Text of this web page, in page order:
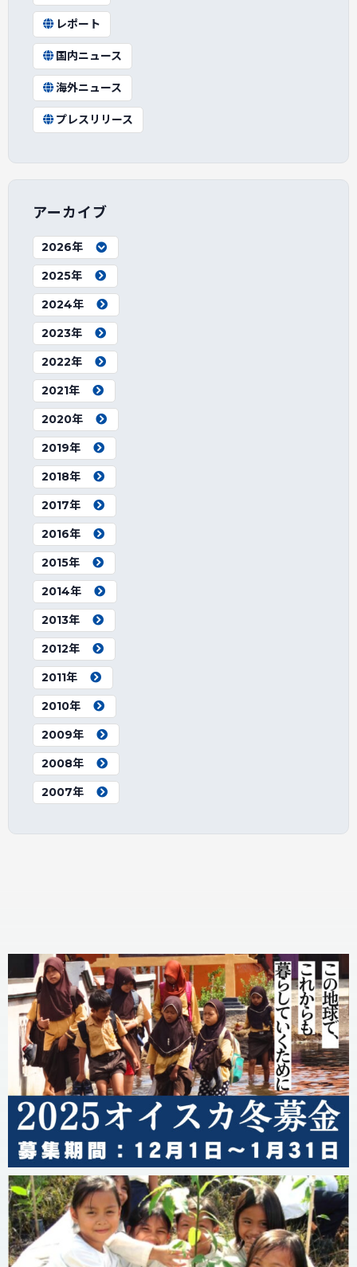
レポート
国内ニュース
海外ニュース
プレスリリース
アーカイブ
2026年
2025年
2024年
2023年
2022年
2021年
2020年
2019年
2018年
2017年
2016年
2015年
2014年
2013年
2012年
2011年
2010年
2009年
2008年
2007年